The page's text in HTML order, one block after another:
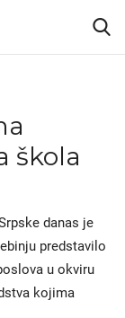
škola
danas je
predstavilo
u okviru
kojima